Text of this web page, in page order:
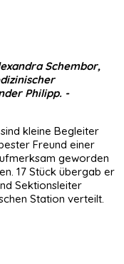
Schembor,
Philipp. -
kleine Begleiter
Freund einer
geworden
17 Stück übergab er
Sektionsleiter
Station verteilt.